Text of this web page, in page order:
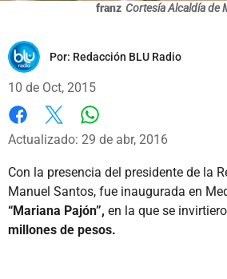
franz Cortesía Alcaldía de
Por: Redacción BLU Radio
10 de Oct, 2015
Facebook
X
Actualizado: 29 de abr, 2016
Con la presencia del presidente de la
Manuel Santos, fue inaugurada en
“Mariana Pajón”, en la que se
millones de pesos.